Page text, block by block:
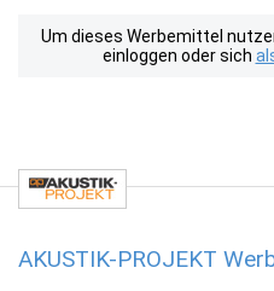
Um dieses Werbemittel
einloggen oder sich
AKUSTIK-PROJEKT